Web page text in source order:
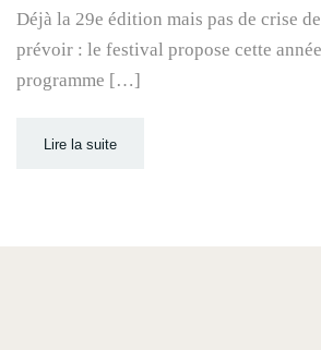
Déjà la 29e édition mais pas de crise
prévoir : le festival propose cette
programme […]
Lire la suite